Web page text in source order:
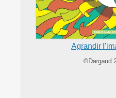
Agrandir
©Dargaud